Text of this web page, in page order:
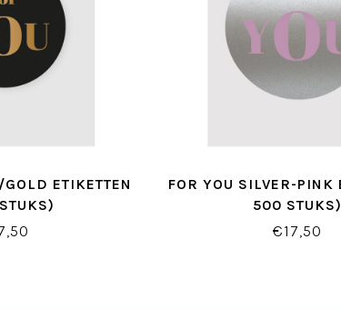
ETIKETTEN
FOR YOU SILVER-PINK
500 STUKS)
€17,50